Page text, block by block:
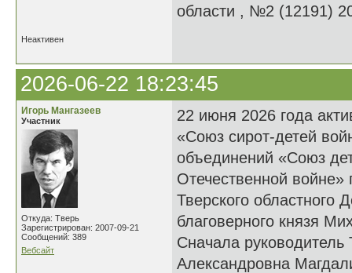
области , №2 (12191)
Неактивен
2026-06-22 18:23:45
Игорь Мангазеев
Участник
Откуда: Тверь
Зарегистрирован: 2007-09-21
Сообщений: 389
Вебсайт
22 июня 2026 года
«Союз сирот-детей
объединений «Союз
Отечественной войне»
Тверского областного
благоверного князя
Сначала
Александровна